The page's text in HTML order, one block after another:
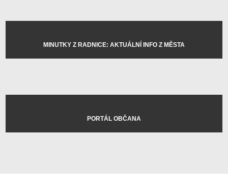
MINUTKY Z RADNICE: AKTUÁLNÍ INFO Z MĚSTA
PORTÁL OBČANA